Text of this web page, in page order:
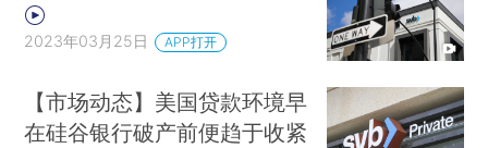
2023年03月25日 APP打开
【市场动态】美国贷款环境早
在硅谷银行破产前便趋于收紧